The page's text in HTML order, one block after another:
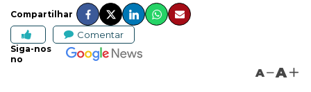
Compartilhar
Comentar
Siga-nos
no
A A